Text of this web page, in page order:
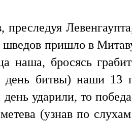
пришло в
наша, бросясь
день битвы) наши
ударили, то
(узнав по